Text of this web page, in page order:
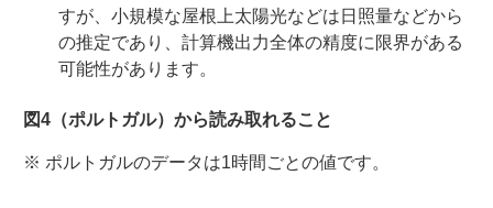
すが、小規模な屋根上太陽光などは日照量などから
の推定であり、計算機出力全体の精度に限界がある
可能性があります。
図4（ポルトガル）から読み取れること
※ ポルトガルのデータは1時間ごとの値です。